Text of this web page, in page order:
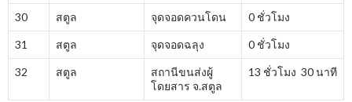
30 สตูล จุดจอดควนโดน 0 ชั่วโมง
31 สตูล จุดจอดฉลุง 0 ชั่วโมง
32 สตูล
สถานีขนส่งผู้
โดยสาร จ.สตูล
13 ชั่วโมง 30 นาที